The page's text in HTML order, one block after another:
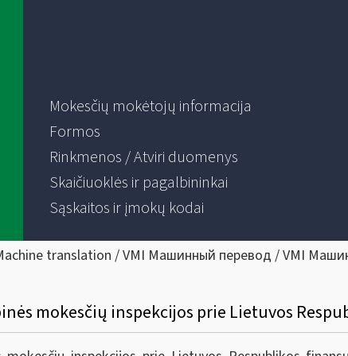
Mokesčių mokėtojų informacija
Formos
Rinkmenos / Atviri duomenys
Skaičiuoklės ir pagalbininkai
Sąskaitos ir įmokų kodai
translation / VMI Машинный перевод / VMI